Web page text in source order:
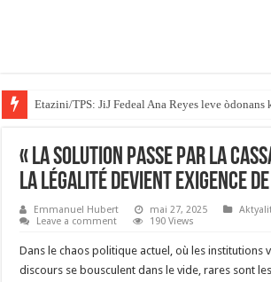
Etazini/TPS: JiJ Fedeal Ana Reyes leve
Gouvènè Massachusetts la siyen yon lwa ki
« La solution passe par la
la légalité devient exigence
Emmanuel Hubert mai 27, 2025
Leave a comment
190 Views
Dans le chaos politique actuel, où les institutions
discours se bousculent dans le vide, rares sont